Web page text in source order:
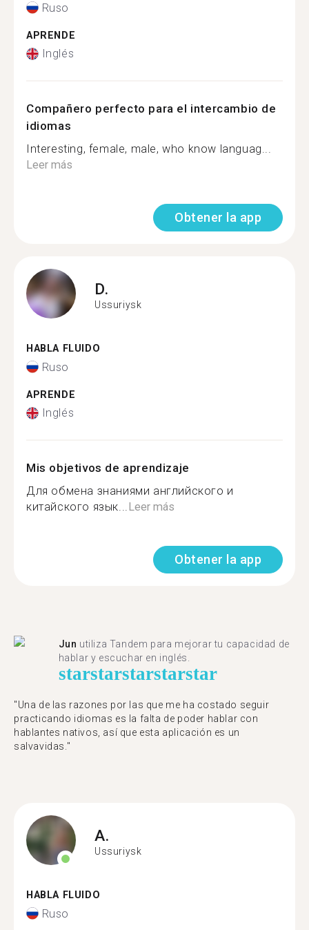
Ruso
APRENDE
Inglés
Compañero perfecto para el intercambio de
idiomas
Interesting, female, male, who know languag...
Leer más
Obtener la app
D.
Ussuriysk
HABLA FLUIDO
Ruso
APRENDE
Inglés
Mis objetivos de aprendizaje
Для обмена знаниями английского и
китайского язык...Leer más
Obtener la app
Jun utiliza Tandem para mejorar tu capacidad de
hablar y escuchar en inglés.
starstarstarstarstar
"Una de las razones por las que me ha costado seguir
practicando idiomas es la falta de poder hablar con
hablantes nativos, así que esta aplicación es un
salvavidas."
A.
Ussuriysk
HABLA FLUIDO
Ruso